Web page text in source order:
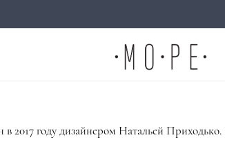
году дизайнером Натальей